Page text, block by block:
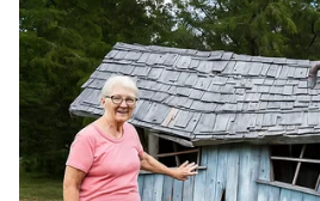
ಮಾಡುತ್ತವೆಯಾ ಇಲ್ಲವಾ ಎಂಬುದರ
ಕಂಡುಕೊಳ್ಳೋಣ ಬನ್ನಿ.